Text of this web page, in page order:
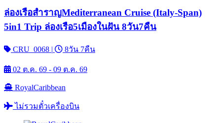
ล่องเรือสำราญMediterranean Cruise (Italy-Span)
5in1 Trip ล่องเรือ5เมืองในฝัน 8วัน7คืน
CRU_0068 | 8วัน 7คืน
02 ต.ค. 69 - 09 ต.ค. 69
RoyalCaribbean
ไม่รวมตั๋วเครื่องบิน